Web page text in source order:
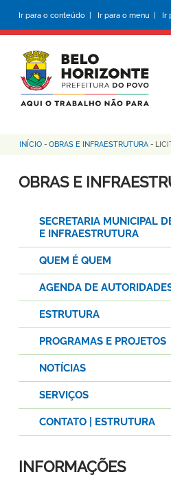
conteúdo
principal
Ir para o conteúdo | Ir para o menu | Ir
Trilha
de
INÍCIO - OBRAS E INFRAESTRUTURA -
OBRAS E
SECRETARIA MUNICIPAL
E INFRAESTRUTURA
QUEM É QUEM
AGENDA DE
ESTRUTURA
PROGRAMAS E PROJETOS
NOTÍCIAS
SERVIÇOS
CONTATO | ESTRUTURA
INFORMAÇÕES